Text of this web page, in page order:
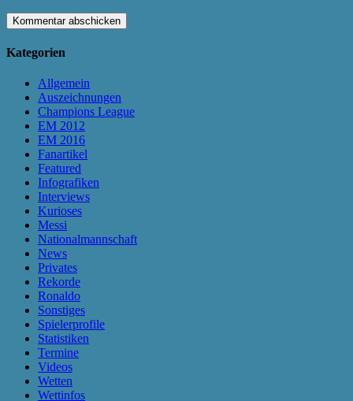
Kategorien
Allgemein
Auszeichnungen
Champions League
EM 2012
EM 2016
Fanartikel
Featured
Infografiken
Interviews
Kurioses
Messi
Nationalmannschaft
News
Privates
Rekorde
Ronaldo
Sonstiges
Spielerprofile
Statistiken
Termine
Videos
Wetten
Wettinfos